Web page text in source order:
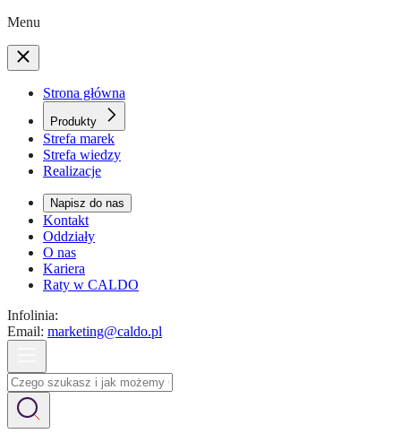
Menu
Strona główna
Produkty
Strefa marek
Strefa wiedzy
Realizacje
Napisz do nas
Kontakt
Oddziały
O nas
Kariera
Raty w CALDO
Infolinia:
Email: marketing@caldo.pl